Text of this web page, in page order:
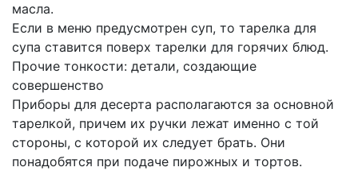
масла.
Если в меню предусмотрен суп, то тарелка для
супа ставится поверх тарелки для горячих блюд.
Прочие тонкости: детали, создающие
совершенство
Приборы для десерта располагаются за основной
тарелкой, причем их ручки лежат именно с той
стороны, с которой их следует брать. Они
понадобятся при подаче пирожных и тортов.